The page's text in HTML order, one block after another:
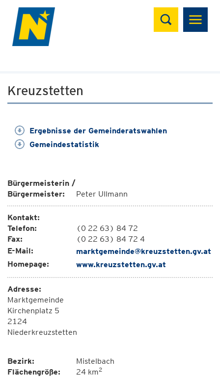
Suchen
Kreuzstetten
Ergebnisse der Gemeinderatswahlen
Gemeindestatistik
Bürgermeisterin /
Bürgermeister:
Peter Ullmann
Kontakt:
Telefon:
(0 22 63) 84 72
Fax:
(0 22 63) 84 72 4
E-Mail:
marktgemeinde@kreuzstetten.gv.at
Homepage:
www.kreuzstetten.gv.at
Adresse:
Marktgemeinde
Kirchenplatz 5
2124
Niederkreuzstetten
Bezirk:
Mistelbach
Flächengröße:
24 km2